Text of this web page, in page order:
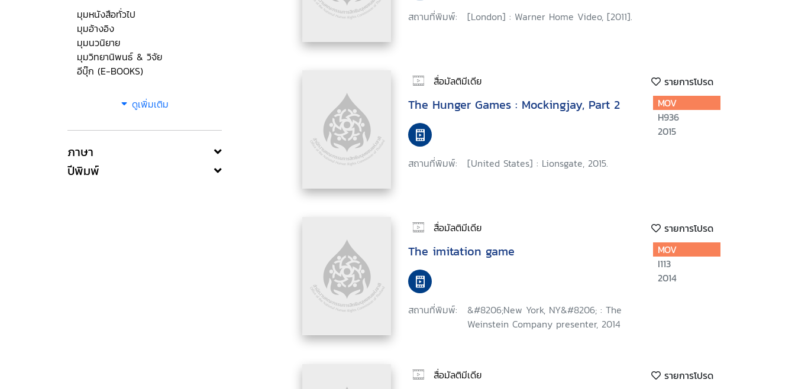
มุมหนังสือทั่วไป
มุมอ้างอิง
มุมนวนิยาย
มุมวิทยานิพนธ์ & วิจัย
อีบุ๊ก (E-BOOKS)
ดูเพิ่มเติม
ภาษา
ปีพิมพ์
สถานที่พิมพ์: [London] : Warner Home Video, [2011].
สื่อมัลติมีเดีย รายการโปรด
The Hunger Games : Mockingjay, Part 2
สถานที่พิมพ์: [United States] : Lionsgate, 2015.
MOV
H936
2015
สื่อมัลติมีเดีย รายการโปรด
The imitation game
สถานที่พิมพ์:
&#8206;New York, NY&#8206; : The
Weinstein Company presenter, 2014
MOV
I113
2014
สื่อมัลติมีเดีย รายการโปรด